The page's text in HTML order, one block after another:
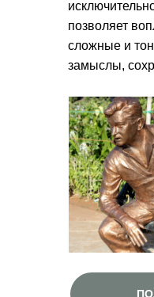
позволяет
сложные и
замыслы,